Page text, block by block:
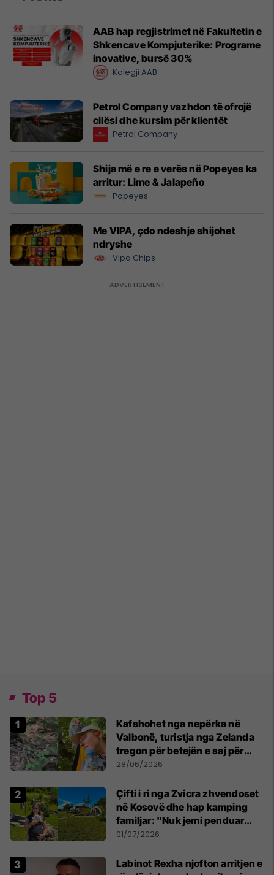
AAB hap regjistrimet në Fakultetin e
Shkencave Kompjuterike: Programe
inovative, bursë 30%
Kolegji AAB
Petrol Company vazhdon të ofrojë
cilësi dhe kursim për klientët
Petrol Company
Shija më e re e verës në Popeyes ka
arritur: Lime & Jalapeño
Popeyes
Me VIPA, çdo ndeshje shijohet
ndryshe
Vipa Chips
Top 5
Kafshohet nga nepërka në
Valbonë, turistja nga Zelanda
tregon për betejën e saj për
mbijetesë
28/06/2026
Çifti i ri nga Zvicra zhvendoset
në Kosovë dhe hap kamping
familjar: "Nuk jemi penduar
asnjë ditë"
01/07/2026
Labinot Rexha njofton arritjen e